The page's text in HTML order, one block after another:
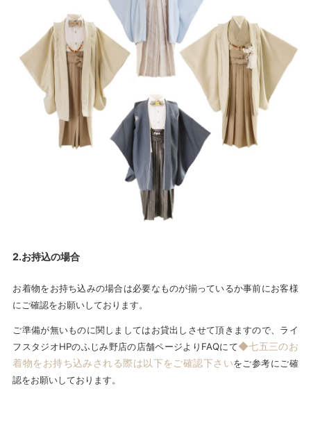
2.お持込の場合
お着物をお持ち込みの場合は必要なものが揃っているか事前にお客様
にご確認をお願いしております。
ご準備が無いものに関しましてはお貸出しさせて頂きますので、ライ
フスタジオHPのふじみ野店の店舗ページよりFAQにて◆七五三のお
着物をお持ち込みされる際は以下をご確認下さいをご参考にご確
認をお願いしております。